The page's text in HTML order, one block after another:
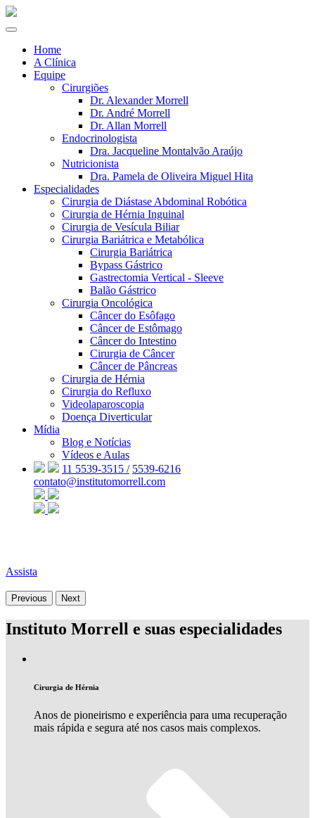
Home
A Clínica
Equipe
Cirurgiões
Dr. Alexander Morrell
Dr. André Morrell
Dr. Allan Morrell
Endocrinologista
Dra. Jacqueline Montalvão Araújo
Nutricionista
Dra. Pamela de Oliveira Miguel Hita
Especialidades
Cirurgia de Diástase Abdominal Robótica
Cirurgia de Hérnia Inguinal
Cirurgia de Vesícula Biliar
Cirurgia Bariátrica e Metabólica
Cirurgia Bariátrica
Bypass Gástrico
Gastrectomia Vertical - Sleeve
Balão Gástrico
Cirurgia Oncológica
Câncer do Esôfago
Câncer de Estômago
Câncer do Intestino
Cirurgia de Câncer
Câncer de Pâncreas
Cirurgia de Hérnia
Cirurgia do Refluxo
Videolaparoscopia
Doença Diverticular
Mídia
Blog e Notícias
Vídeos e Aulas
11 5539-3515 / 5539-6216
contato@institutomorrell.com
Assista
Previous Next
Instituto Morrell e suas especialidades
Cirurgia de Hérnia
Anos de pioneirismo e experiência para uma recuperação
mais rápida e segura até nos casos mais complexos.